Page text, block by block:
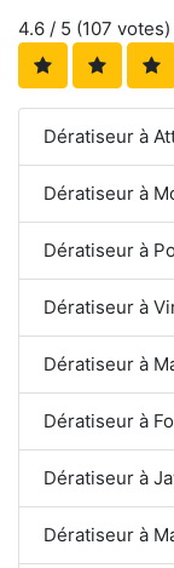
4.6 / 5 (107 votes)
Dératiseur à
Dératiseur à
Dératiseur à
Dératiseur à
Dératiseur à
Dératiseur à
Dératiseur à
Dératiseur à